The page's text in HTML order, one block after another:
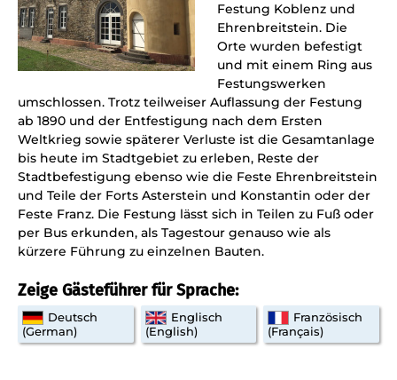
Festung Koblenz und
Ehrenbreitstein. Die
Orte wurden befestigt
und mit einem Ring aus
Festungswerken
umschlossen. Trotz teilweiser Auflassung der Festung
ab 1890 und der Entfestigung nach dem Ersten
Weltkrieg sowie späterer Verluste ist die Gesamtanlage
bis heute im Stadtgebiet zu erleben, Reste der
Stadtbefestigung ebenso wie die Feste Ehrenbreitstein
und Teile der Forts Asterstein und Konstantin oder der
Feste Franz. Die Festung lässt sich in Teilen zu Fuß oder
per Bus erkunden, als Tagestour genauso wie als
kürzere Führung zu einzelnen Bauten.
Zeige Gästeführer für Sprache:
Deutsch
(German)
Englisch
(English)
Französisch
(Français)